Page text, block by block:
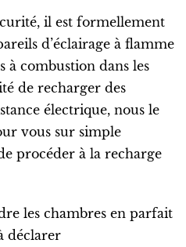
il est formellement
d’éclairage à flamme
à combustion dans les
de recharger des
électrique, nous le
vous sur simple
procéder à la recharge
les chambres en parfait
déclarer